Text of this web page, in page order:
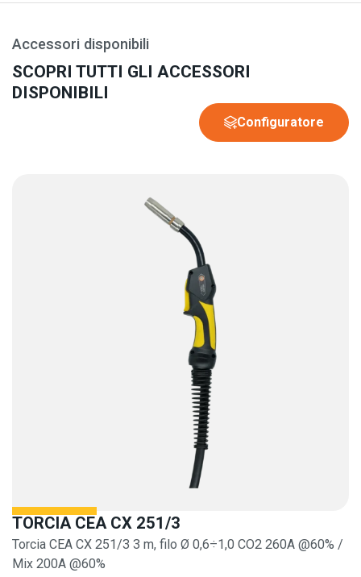
Accessori disponibili
SCOPRI TUTTI GLI ACCESSORI
DISPONIBILI
Configuratore
TORCIA CEA CX 251/3
Torcia CEA CX 251/3 3 m, filo Ø 0,6÷1,0 CO2 260A @60% /
Mix 200A @60%